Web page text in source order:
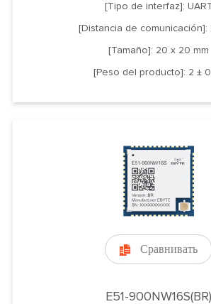
[Tipo de interfaz]:
[Distancia de comunicación]:
[Tamaño]: 20 x 20 mm
[Peso del producto]: 2 ±
 Сравнивать
E51-900NW16S(BR)